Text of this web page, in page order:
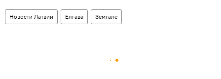
Новости Латвии Елгава Земгале